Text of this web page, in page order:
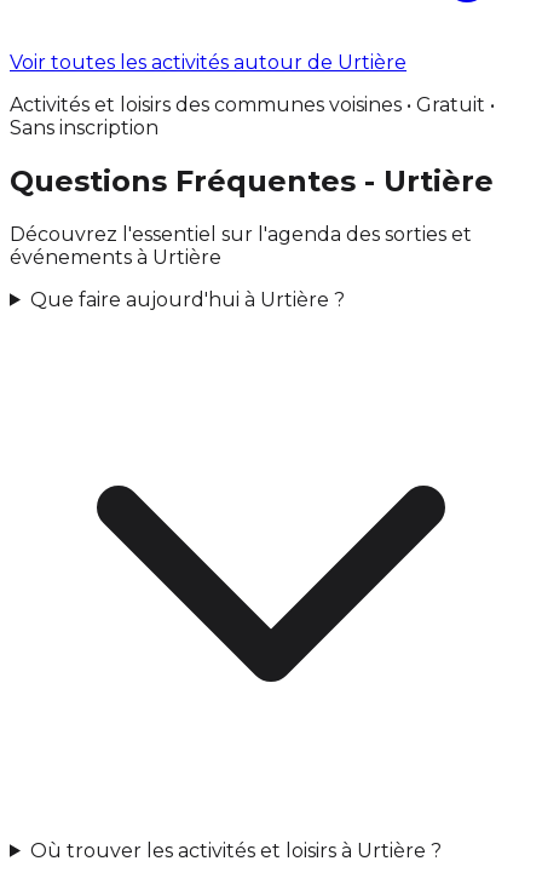
Voir toutes les activités autour de Urtière
Activités et loisirs des communes voisines • Gratuit •
Sans inscription
Questions Fréquentes - Urtière
Découvrez l'essentiel sur l'agenda des sorties et
événements à Urtière
Que faire aujourd'hui à Urtière ?
Où trouver les activités et loisirs à Urtière ?